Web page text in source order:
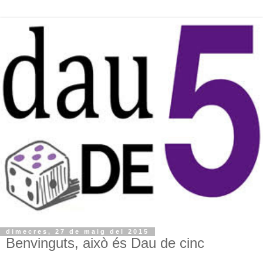
dimecres, 27 de maig del 2015
Benvinguts, això és Dau de cinc